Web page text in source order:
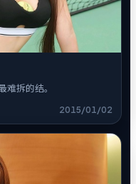
难拆的结。
2015/01/02